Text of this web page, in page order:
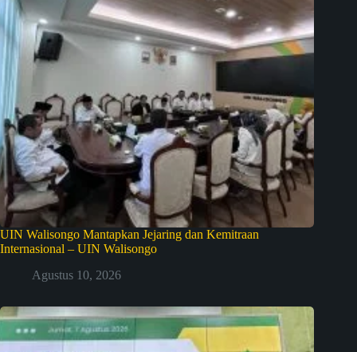
UIN Walisongo Mantapkan Jejaring dan Kemitraan
Internasional – UIN Walisongo
Agustus 10, 2026